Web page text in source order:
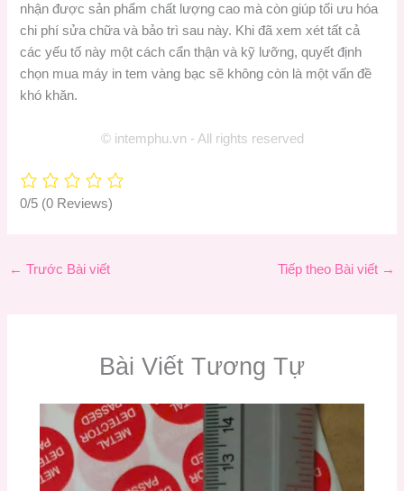
nhận được sản phẩm chất lượng cao mà còn giúp tối ưu hóa
chi phí sửa chữa và bảo trì sau này. Khi đã xem xét tất cả
các yếu tố này một cách cẩn thận và kỹ lưỡng, quyết định
chọn mua máy in tem vàng bạc sẽ không còn là một vấn đề
khó khăn.
© intemphu.vn - All rights reserved
0/5 (0 Reviews)
← Trước Bài viết Tiếp theo Bài viết →
Bài Viết Tương Tự